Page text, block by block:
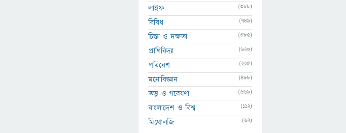
লাইফ (388)
বিবিধ (749)
চিন্তা ও দক্ষতা (385)
প্রাণিবিদ্যা (620)
পরিবেশ (225)
মনোবিজ্ঞান (488)
তত্ত্ব ও গবেষণা (669)
বাংলাদেশ ও বিশ্ব (112)
মিথোলজি (62)